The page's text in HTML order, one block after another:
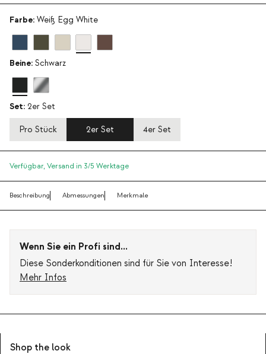
Farbe: Weiß Egg White
Beine: Schwarz
Set: 2er Set
Pro Stück 2er Set 4er Set
Verfügbar, Versand in 3/5 Werktage
Beschreibung Abmessungen Merkmale
Wenn Sie ein Profi sind...
Diese Sonderkonditionen sind für Sie von Interesse!
Mehr Infos
Shop the look